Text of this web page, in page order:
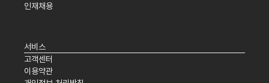
인재채용
서비스
고객센터
이용약관